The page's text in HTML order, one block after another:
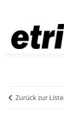
Zurück zur Liste